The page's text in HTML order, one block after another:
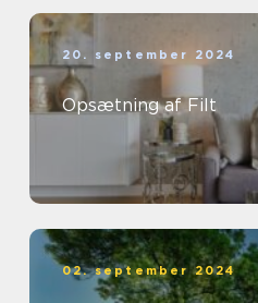
20. september 2024
Opsætning af Filt
02. september 2024